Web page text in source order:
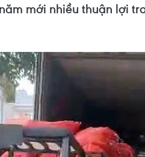
mới nhiều thuận lợi